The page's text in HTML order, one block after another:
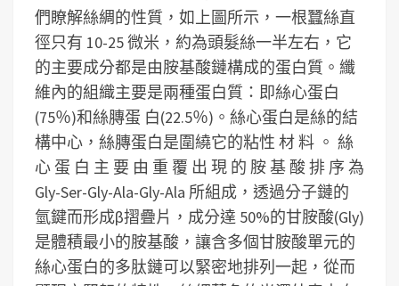
們瞭解絲綢的性質，如上圖所示，一根蠶絲直
徑只有 10-25 微米，約為頭髮絲一半左右，它
的主要成分都是由胺基酸鏈構成的蛋白質。纖
維內的組織主要是兩種蛋白質：即絲心蛋白
(75％)和絲膞蛋 白(22.5％)。絲心蛋白是絲的結
構中心，絲膞蛋白是圍繞它的粘性 材 料 。 絲
心 蛋 白 主 要 由 重 覆 出 現 的 胺 基 酸 排 序 為
Gly-Ser-Gly-Ala-Gly-Ala 所組成，透過分子鏈的
氫鍵而形成β摺疊片，成分達 50%的甘胺酸(Gly)
是體積最小的胺基酸，讓含多個甘胺酸單元的
絲心蛋白的多肽鏈可以緊密地排列一起，從而